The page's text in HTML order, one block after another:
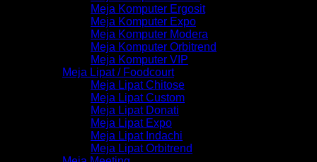
Meja Komputer Ergosit
Meja Komputer Expo
Meja Komputer Modera
Meja Komputer Orbitrend
Meja Komputer VIP
Meja Lipat / Foodcourt
Meja Lipat Chitose
Meja Lipat Custom
Meja Lipat Donati
Meja Lipat Expo
Meja Lipat Indachi
Meja Lipat Orbitrend